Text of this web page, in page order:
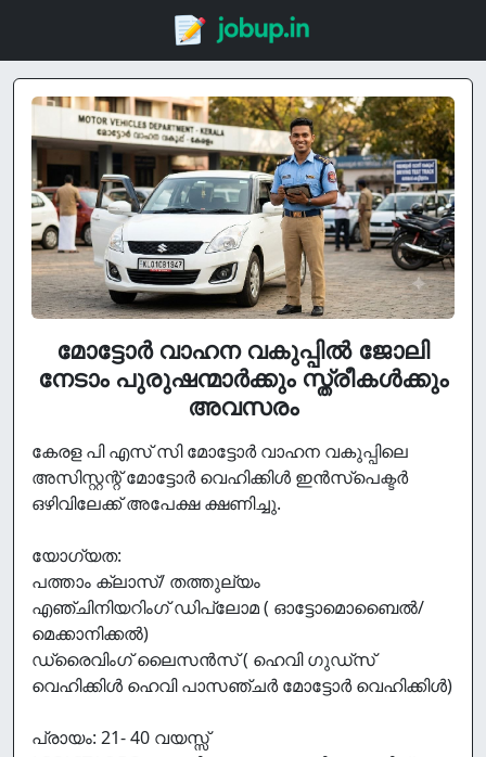
മോട്ടോർ വാഹന വകുപ്പിൽ ജോലി
നേടാം പുരുഷന്മാർക്കും സ്ത്രീകൾക്കും
അവസരം
കേരള പി എസ് സി മോട്ടോർ വാഹന വകുപ്പിലെ
അസിസ്റ്റന്റ് മോട്ടോർ വെഹിക്കിൾ ഇൻസ്പെക്ടർ
ഒഴിവിലേക്ക് അപേക്ഷ ക്ഷണിച്ചു.
യോഗ്യത:
പത്താം ക്ലാസ്/ തത്തുല്യം
എഞ്ചിനിയറിംഗ് ഡിപ്ലോമ ( ഓട്ടോമൊബൈൽ/
മെക്കാനിക്കൽ)
ഡ്രൈവിംഗ് ലൈസൻസ് ( ഹെവി ഗുഡ്സ്
വെഹിക്കിൾ ഹെവി പാസഞ്ചർ മോട്ടോർ വെഹിക്കിൾ)
പ്രായം: 21- 40 വയസ്സ്‌